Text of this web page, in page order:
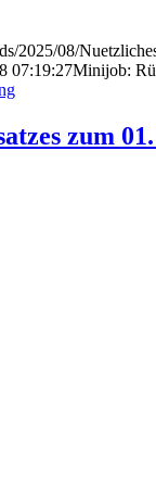
2025/08/
07:19:27Minijob:
zum